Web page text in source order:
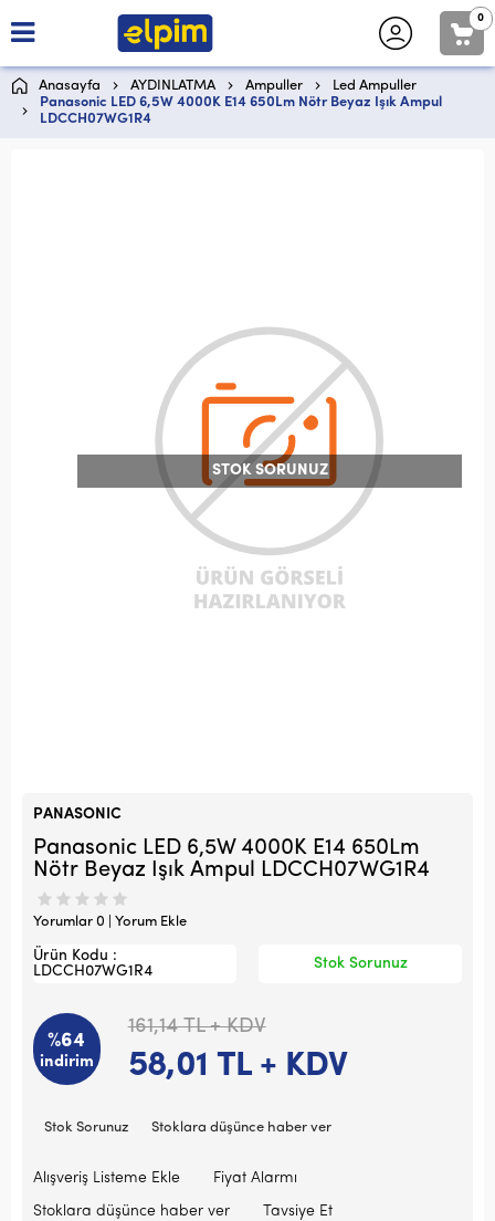
0
Anasayfa AYDINLATMA Ampuller
Led Ampuller
Panasonic LED 6,5W 4000K E14 650Lm Nötr Beyaz Işık Ampul
LDCCH07WG1R4
STOK SORUNUZ
PANASONIC
Panasonic LED 6,5W 4000K E14 650Lm
Nötr Beyaz Işık Ampul LDCCH07WG1R4
Yorumlar 0 | Yorum Ekle
Ürün Kodu :
LDCCH07WG1R4
Stok Sorunuz
%64
indirim
161,14TL + KDV
58,01 TL + KDV
Stok Sorunuz Stoklara düşünce haber ver
Alışveriş Listeme Ekle
Fiyat Alarmı
Stoklara düşünce haber ver
Tavsiye Et